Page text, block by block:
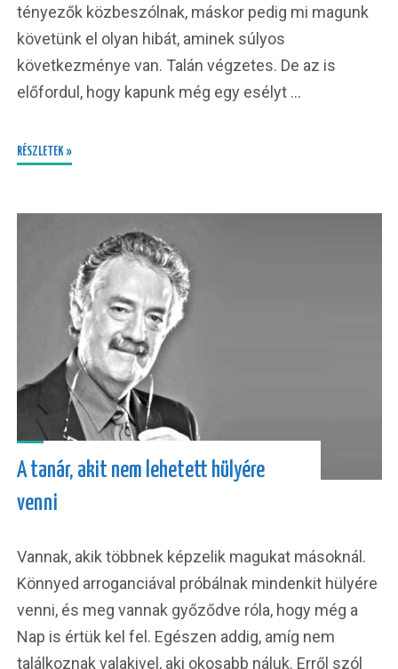
tényezők közbeszólnak, máskor pedig mi magunk
követünk el olyan hibát, aminek súlyos
következménye van. Talán végzetes. De az is
előfordul, hogy kapunk még egy esélyt …
RÉSZLETEK »
A tanár, akit nem lehetett hülyére
venni
Vannak, akik többnek képzelik magukat másoknál.
Könnyed arroganciával próbálnak mindenkit hülyére
venni, és meg vannak győződve róla, hogy még a
Nap is értük kel fel. Egészen addig, amíg nem
találkoznak valakivel, aki okosabb náluk. Erről szól